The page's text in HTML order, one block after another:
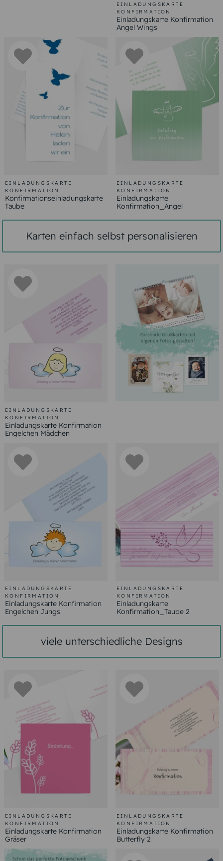
EINLADUNGSKARTE
KONFIRMATION
Einladungskarte Konfirmation
Angel Wings
EINLADUNGSKARTE
KONFIRMATION
Konfirmationseinladungskarte
Taube
EINLADUNGSKARTE
KONFIRMATION
Einladungskarte
Konfirmation_Angel
Karten einfach selbst personalisieren
EINLADUNGSKARTE
KONFIRMATION
Einladungskarte Konfirmation
Engelchen Mädchen
EINLADUNGSKARTE
KONFIRMATION
Einladungskarte Konfirmation
Engelchen Jungs
EINLADUNGSKARTE
KONFIRMATION
Einladungskarte
Konfirmation_Taube 2
viele unterschiedliche Designs
EINLADUNGSKARTE
KONFIRMATION
Einladungskarte Konfirmation
Gräser
EINLADUNGSKARTE
KONFIRMATION
Einladungskarte Konfirmation
Butterfly 2